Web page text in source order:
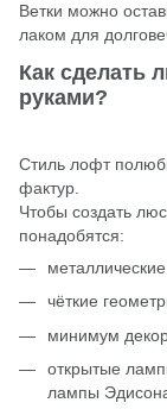
Ветки можно
лаком для
Как сделать
руками?
Стиль лофт
фактур.
Чтобы создать
понадобятся:
чёткие
минимум
открытые
лампы